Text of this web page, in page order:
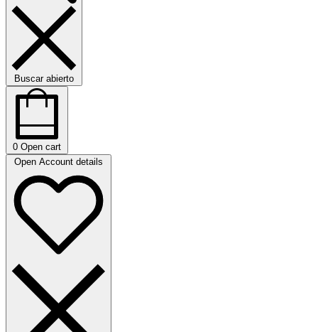
Buscar abierto
0 Open cart
Open Account details